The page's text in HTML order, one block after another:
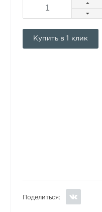
Купить в 1 клик
Поделиться: